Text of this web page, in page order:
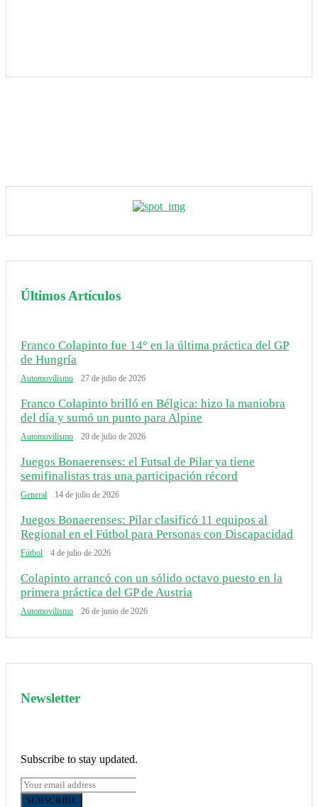
Últimos Artículos
Franco Colapinto fue 14° en la última práctica del GP
de Hungría
Automovilismo 27 de julio de 2026
Franco Colapinto brilló en Bélgica: hizo la maniobra
del día y sumó un punto para Alpine
Automovilismo 20 de julio de 2026
Juegos Bonaerenses: el Futsal de Pilar ya tiene
semifinalistas tras una participación récord
General 14 de julio de 2026
Juegos Bonaerenses: Pilar clasificó 11 equipos al
Regional en el Fútbol para Personas con Discapacidad
Fútbol 4 de julio de 2026
Colapinto arrancó con un sólido octavo puesto en la
primera práctica del GP de Austria
Automovilismo 26 de junio de 2026
Newsletter
Subscribe to stay updated.
SUBSCRIBE